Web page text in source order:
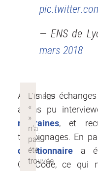
— ENS de
mars 2018
Après les
avons pu
marraines, et
témoignages. En
questionnaire a
QR Code, ce qui